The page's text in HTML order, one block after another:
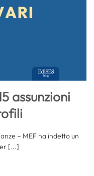
assunzioni
– MEF ha indetto un
[...]